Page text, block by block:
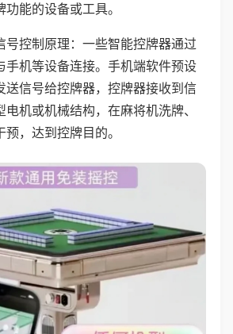
能的设备或工具。
号控制原理：一些智能控牌器通过
手机等设备连接。手机端软件预设
送信号给控牌器，控牌器接收到信
机或机械结构，在麻将机洗牌、
，达到控牌目的。